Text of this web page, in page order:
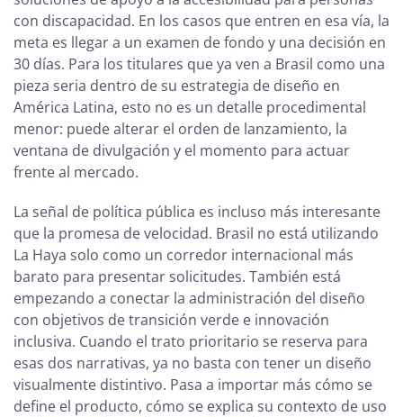
con discapacidad. En los casos que entren en esa vía, la
meta es llegar a un examen de fondo y una decisión en
30 días. Para los titulares que ya ven a Brasil como una
pieza seria dentro de su estrategia de diseño en
América Latina, esto no es un detalle procedimental
menor: puede alterar el orden de lanzamiento, la
ventana de divulgación y el momento para actuar
frente al mercado.
La señal de política pública es incluso más interesante
que la promesa de velocidad. Brasil no está utilizando
La Haya solo como un corredor internacional más
barato para presentar solicitudes. También está
empezando a conectar la administración del diseño
con objetivos de transición verde e innovación
inclusiva. Cuando el trato prioritario se reserva para
esas dos narrativas, ya no basta con tener un diseño
visualmente distintivo. Pasa a importar más cómo se
define el producto, cómo se explica su contexto de uso